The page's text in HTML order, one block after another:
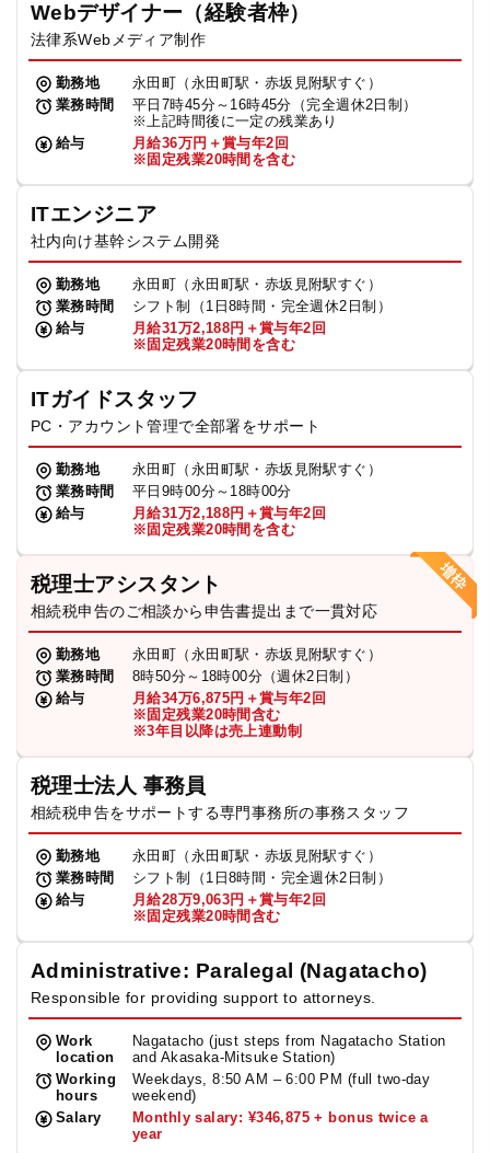
Webデザイナー（経験者枠）
法律系Webメディア制作
勤務地
永田町（永田町駅・赤坂見附駅すぐ）
業務時間
平日7時45分～16時45分（完全週休2日制）
※上記時間後に一定の残業あり
給与
月給36万円＋賞与年2回
※固定残業20時間を含む
ITエンジニア
社内向け基幹システム開発
勤務地
永田町（永田町駅・赤坂見附駅すぐ）
業務時間
シフト制（1日8時間・完全週休2日制）
給与
月給31万2,188円＋賞与年2回
※固定残業20時間を含む
ITガイドスタッフ
PC・アカウント管理で全部署をサポート
勤務地
永田町（永田町駅・赤坂見附駅すぐ）
業務時間
平日9時00分～18時00分
給与
月給31万2,188円＋賞与年2回
※固定残業20時間を含む
税理士アシスタント
相続税申告のご相談から申告書提出まで一貫対応
勤務地
永田町（永田町駅・赤坂見附駅すぐ）
業務時間
8時50分～18時00分（週休2日制）
給与
月給34万6,875円＋賞与年2回
※固定残業20時間含む
※3年目以降は売上連動制
税理士法人 事務員
相続税申告をサポートする専門事務所の事務スタッフ
勤務地
永田町（永田町駅・赤坂見附駅すぐ）
業務時間
シフト制（1日8時間・完全週休2日制）
給与
月給28万9,063円＋賞与年2回
※固定残業20時間含む
Administrative: Paralegal (Nagatacho)
Responsible for providing support to attorneys.
Work
location
Nagatacho (just steps from Nagatacho Station
and Akasaka-Mitsuke Station)
Working
hours
Weekdays, 8:50 AM – 6:00 PM (full two-day
weekend)
Salary
Monthly salary: ¥346,875 + bonus twice a
year